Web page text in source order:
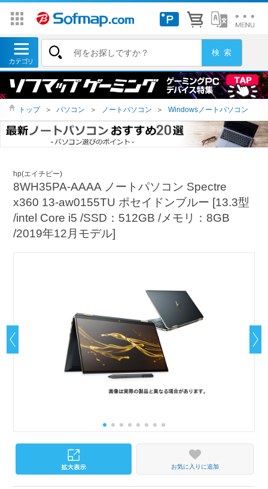
トップ ＞ パソコン ＞ ノートパソコン ＞ Windowsノートパソコン
hp(エイチピー)
8WH35PA-AAAA ノートパソコン Spectre
x360 13-aw0155TU ポセイドンブルー [13.3型
/intel Core i5 /SSD：512GB /メモリ：8GB
/2019年12月モデル]
お気に入りに追加